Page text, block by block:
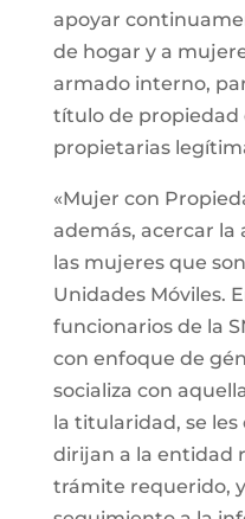
apoyar
de hogar y a
armado interno,
título de propiedad
propietarias
«Mujer con
además, acercar
las mujeres que
Unidades Móviles.
funcionarios de la
con enfoque de
socializa con
la titularidad, se
dirijan a la entidad
trámite requerido,